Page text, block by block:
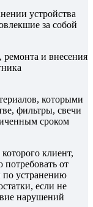
устройства
за собой
ремонта и внесения
которыми
фильтры, свечи
сроком
клиент,
потребовать от
по устранению
если не
нарушений